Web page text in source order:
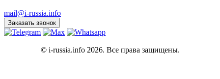
mail@i-russia.info
Заказать звонок
© i-russia.info 2026. Все права защищены.